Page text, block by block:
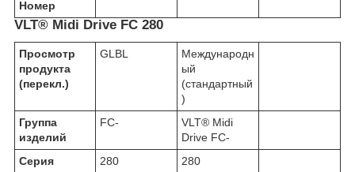
Номер
VLT® Midi Drive FC 280
Просмотр
продукта
(перекл.)
GLBL
Международн
ый
(стандартный
)
Группа
изделий
FC-
VLT® Midi
Drive FC-
Серия
280 280